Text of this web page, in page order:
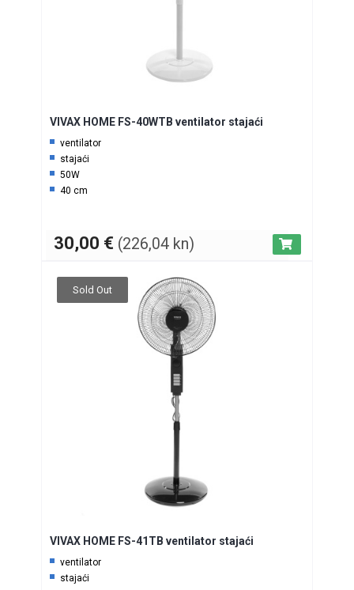
VIVAX HOME FS-40WTB ventilator stajaći
ventilator
stajaći
50W
40 cm
30,00 € (226,04 kn)
VIVAX HOME FS-41TB ventilator stajaći
ventilator
stajaći
Sold Out